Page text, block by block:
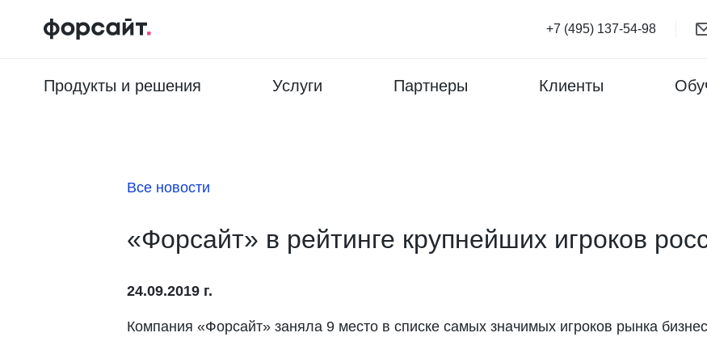
+7 (495) 137-54-98
Продукты и решения Услуги Партнеры Клиенты
Все новости
«Форсайт» в рейтинге крупнейших игроков
24.09.2019 г.
Компания «Форсайт» заняла 9 место в списке самых значимых игроков рынка